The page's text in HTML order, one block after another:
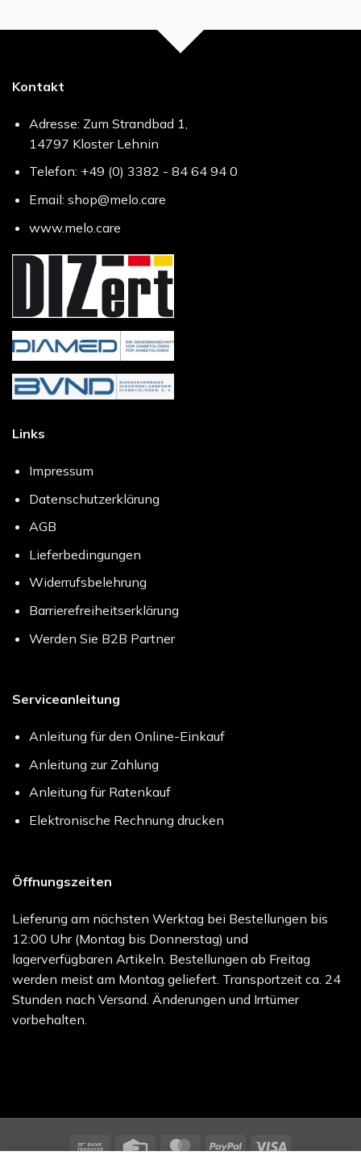
Kontakt
Adresse: Zum Strandbad 1,
14797 Kloster Lehnin
Telefon: +49 (0) 3382 - 84 64 94 0
Email: shop@melo.care
www.melo.care
Links
Impressum
Datenschutzerklärung
AGB
Lieferbedingungen
Widerrufsbelehrung
Barrierefreiheitserklärung
Werden Sie B2B Partner
Serviceanleitung
Anleitung für den Online-Einkauf
Anleitung zur Zahlung
Anleitung für Ratenkauf
Elektronische Rechnung drucken
Öffnungszeiten
Lieferung am nächsten Werktag bei Bestellungen bis
12:00 Uhr (Montag bis Donnerstag) und
lagerverfügbaren Artikeln. Bestellungen ab Freitag
werden meist am Montag geliefert. Transportzeit ca. 24
Stunden nach Versand. Änderungen und Irrtümer
vorbehalten.
Bank Credit MasterCardPayPal